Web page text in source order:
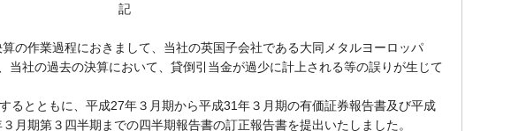
記
の作業過程におきまして、当社の英国子会社である大同メタルヨーロッパ
当社の過去の決算において、貸倒引当金が過少に計上される等の誤りが生じて
るとともに、平成27年３月期から平成31年３月期の有価証券報告書及び平成
月期第３四半期までの四半期報告書の訂正報告書を提出いたしました。